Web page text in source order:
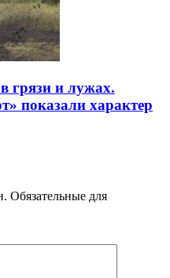
грязи и лужах.
показали характер
Обязательные для